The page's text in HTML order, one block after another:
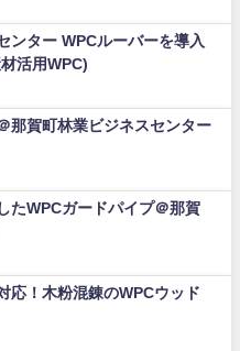
ンター WPCルーバーを導入
活用WPC)
那賀町林業ビジネスセンター
たWPCガードパイプ＠那賀
応！木粉混錬のWPCウッド